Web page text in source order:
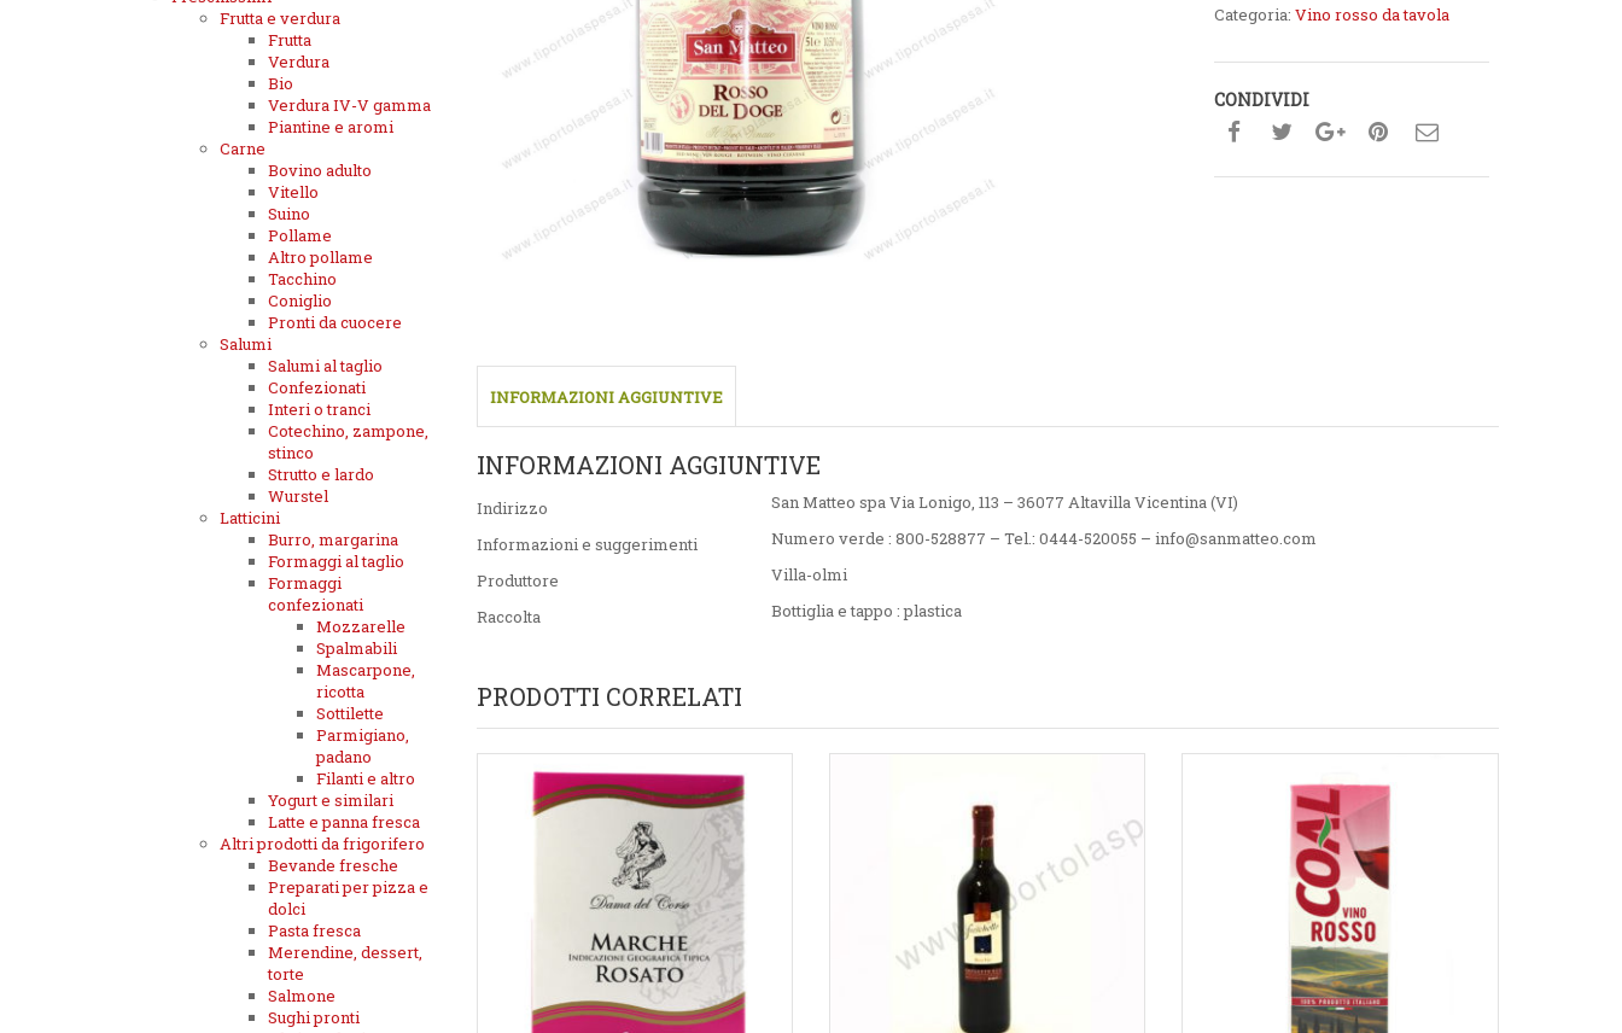
Categoria:Vino rosso da tavola
CONDIVIDI
INFORMAZIONI AGGIUNTIVE
INFORMAZIONI AGGIUNTIVE
Indirizzo
San Matteo spa Via Lonigo, 113 – 36077 Altavilla Vicentina (VI)
Informazioni e suggerimenti
Numero verde : 800-528877 – Tel.: 0444-520055 – info@sanmatteo.com
Produttore
Villa-olmi
Raccolta
Bottiglia e tappo : plastica
PRODOTTI CORRELATI
Frutta e verdura
Frutta
Verdura
Bio
Verdura IV-V gamma
Piantine e aromi
Carne
Bovino adulto
Vitello
Suino
Pollame
Altro pollame
Tacchino
Coniglio
Pronti da cuocere
Salumi
Salumi al taglio
Confezionati
Interi o tranci
Cotechino, zampone,
stinco
Strutto e lardo
Wurstel
Latticini
Burro, margarina
Formaggi al taglio
Formaggi
confezionati
Mozzarelle
Spalmabili
Mascarpone,
ricotta
Sottilette
Parmigiano,
padano
Filanti e altro
Yogurt e similari
Latte e panna fresca
Altri prodotti da frigorifero
Bevande fresche
Preparati per pizza e
dolci
Pasta fresca
Merendine, dessert,
torte
Salmone
Sughi pronti